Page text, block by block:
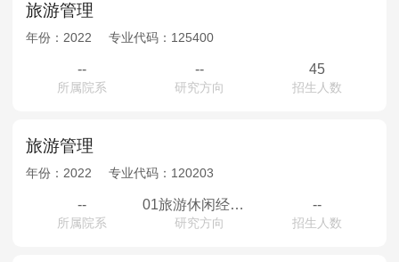
旅游管理
年份： 2022 专业代码： 125400
--
所属院系
--
研究方向
45
招生人数
旅游管理
年份： 2022 专业代码： 120203
--
所属院系
01旅游休闲经济与战略管理02旅游目的地管理与规划03旅游营销与大数据
研究方向
--
招生人数